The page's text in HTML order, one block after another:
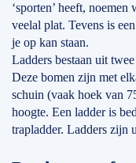
‘sporten’ heeft,
veelal plat. Tevens is
je op kan staan.
Ladders bestaan uit
Deze bomen zijn met
schuin (vaak hoek van
hoogte. Een ladder is
trapladder. Ladders zijn